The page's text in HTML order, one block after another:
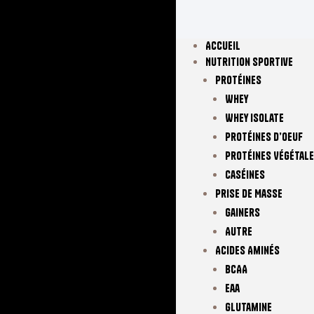
Accueil
Nutrition Sportive
Protéines
Whey
Whey Isolate
Protéines D’oeuf
Protéines
Caséines
Prise De Masse
Gainers
Autre
Acides Aminés
BCAA
Eaa
Glutamine